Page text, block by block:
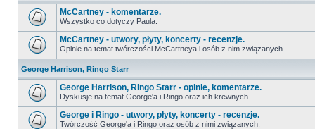
McCartney - komentarze.
Wszystko co dotyczy Paula.
McCartney - utwory, płyty, koncerty - recenzje.
Opinie na temat twórczości McCartneya i osób z nim związanych.
George Harrison, Ringo Starr
George Harrison, Ringo Starr - opinie, komentarze.
Dyskusje na temat George'a i Ringo oraz ich krewnych.
George i Ringo - utwory, płyty, koncerty - recenzje.
Twórczość George'a i Ringo oraz osób z nimi związanych.